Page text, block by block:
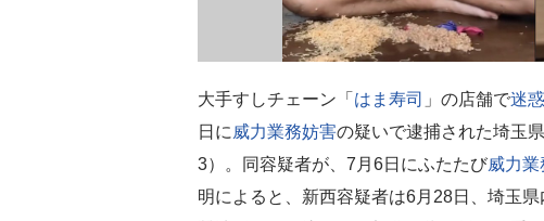
大手すしチェーン「 はま寿司 」の店舗で迷
日に 威力業務妨害の疑いで逮捕された埼玉
3）。同容疑者が、7月6日にふたたび威力
明によると、新西容疑者は6月28日、埼玉県